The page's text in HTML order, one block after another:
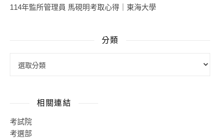
114年監所管理員 馬硯明考取心得｜東海大學
分類
相關連結
考試院
考選部